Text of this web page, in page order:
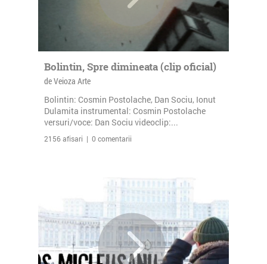
Bolintin, Spre dimineata (clip oficial)
de Veioza Arte
Bolintin: Cosmin Postolache, Dan Sociu, Ionut
Dulamita instrumental: Cosmin Postolache
versuri/voce: Dan Sociu videoclip:...
2156 afisari | 0 comentarii